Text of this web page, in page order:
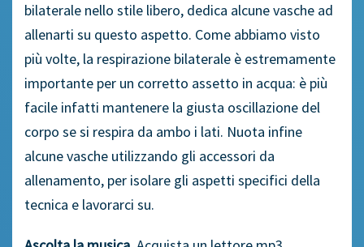
bilaterale nello stile libero, dedica alcune vasche ad
allenarti su questo aspetto. Come abbiamo visto
più volte, la respirazione bilaterale è estremamente
importante per un corretto assetto in acqua: è più
facile infatti mantenere la giusta oscillazione del
corpo se si respira da ambo i lati. Nuota infine
alcune vasche utilizzando gli accessori da
allenamento, per isolare gli aspetti specifici della
tecnica e lavorarci su.